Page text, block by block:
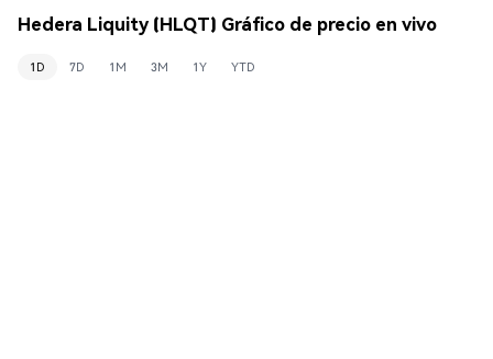
Hedera Liquity (HLQT) Gráfico de precio en vivo
1D 7D 1M 3M 1Y YTD